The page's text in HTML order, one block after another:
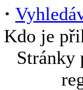
·
Kdo je
Stránky